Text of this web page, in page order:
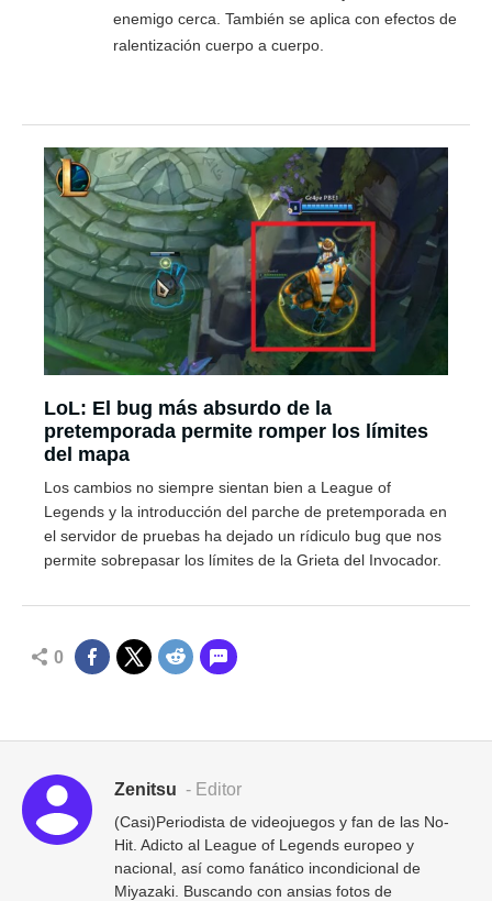
enemigo cerca. También se aplica con efectos de
ralentización cuerpo a cuerpo.
LoL: El bug más absurdo de la
pretemporada permite romper los límites
del mapa
Los cambios no siempre sientan bien a League of
Legends y la introducción del parche de pretemporada en
el servidor de pruebas ha dejado un rídiculo bug que nos
permite sobrepasar los límites de la Grieta del Invocador.
0
Zenitsu - Editor
(Casi)Periodista de videojuegos y fan de las No-
Hit. Adicto al League of Legends europeo y
nacional, así como fanático incondicional de
Miyazaki. Buscando con ansias fotos de